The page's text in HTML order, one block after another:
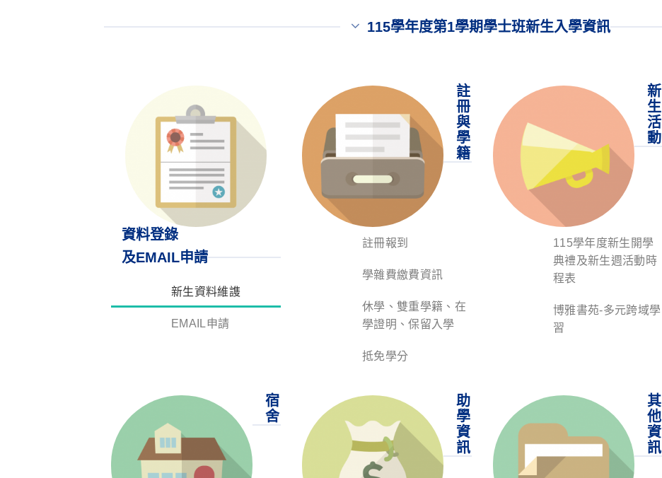
115學年度第1學期學士班新生入學資訊
資料登錄
及EMAIL申請
新生資料維謢
EMAIL申請
註
冊
與
學
籍
註冊報到
學雜費繳費資訊
休學、雙重學籍、在
學證明、保留入學
抵免學分
新
生
活
動
115學年度新生開學
典禮及新生週活動時
程表
博雅書苑-多元跨域學
習
宿
舍
助
學
資
訊
其
他
資
訊